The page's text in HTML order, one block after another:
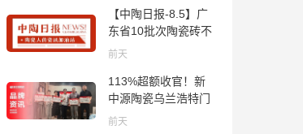
开展建陶行业能效领
跑者企业推荐工作
【中陶日报-8.5】广
东省10批次陶瓷砖不
合格；科达购买特福
过；蒙娜丽莎5千万
回购股份；建霖家居
海外产能突破18亿元
前天
113%超额收官！新
中源陶瓷乌兰浩特门
店周年活动圆满落幕
前天